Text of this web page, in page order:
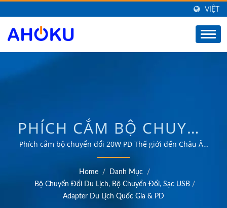
VIỆT
PHÍCH CẮM BỘ CHUYỂN
ĐỔI 20W PD THẾ GIỚI
ĐẾN CHÂU ÂU / NHÀ
SẢN XUẤT BỘ CHUYỂN
Phích cắm bộ chuyển đổi 20W PD Thế giới đến Châu Âu
/ Hơn 35 năm kinh nghiệm OEM & ODM đáng tin cậy
trong việc cung cấp các sản phẩm đáp ứng nhu cầu của
các ứng dụng quản lý năng lượng trong nhiều lĩnh vực
như công nghiệp, truyền thông, ô tô và thị trường tiêu
Home / Danh Mục
/
Bộ Chuyển Đổi Du Lịch, Bộ Chuyển Đổi, Sạc USB /
Adapter Du Lịch Quốc Gia & PD